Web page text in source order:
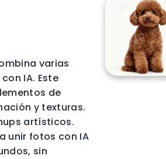
varias
IA. Este
de
y texturas.
artísticos.
unir fotos con IA
sin